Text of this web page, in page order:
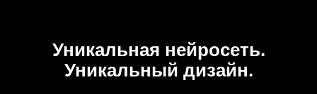
Уникальная нейросеть.
Уникальный дизайн.